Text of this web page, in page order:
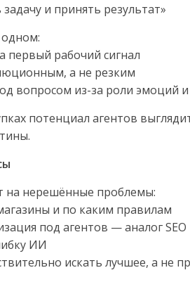
и принять результат»
одном:
первый рабочий сигнал
а не резким
вопросом из-за роли эмоций
потенциал агентов
на нерешённые проблемы:
и по каким правилам
под агентов — аналог SEO
ИИ
искать лучшее, а не